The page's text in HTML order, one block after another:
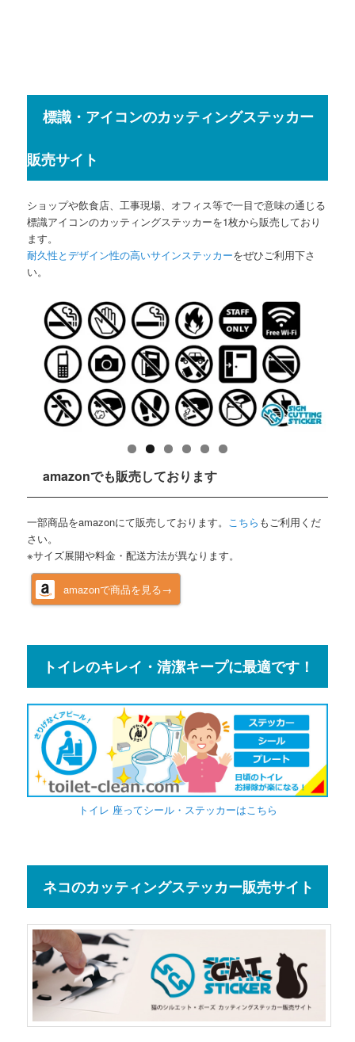
標識・アイコンのカッティングステッカー
販売サイト
ショップや飲食店、工事現場、オフィス等で一目で意味の通じる
標識アイコンのカッティングステッカーを1枚から販売しており
ます。
耐久性とデザイン性の高いサインステッカーをぜひご利用下さ
い。
amazonでも販売しております
一部商品をamazonにて販売しております。 こちら もご利用くだ
さい。
※サイズ展開や料金・配送方法が異なります。
amazonで商品を見る→
トイレのキレイ・清潔キープに最適です！
トイレ 座ってシール・ステッカーはこちら
ネコのカッティングステッカー販売サイト